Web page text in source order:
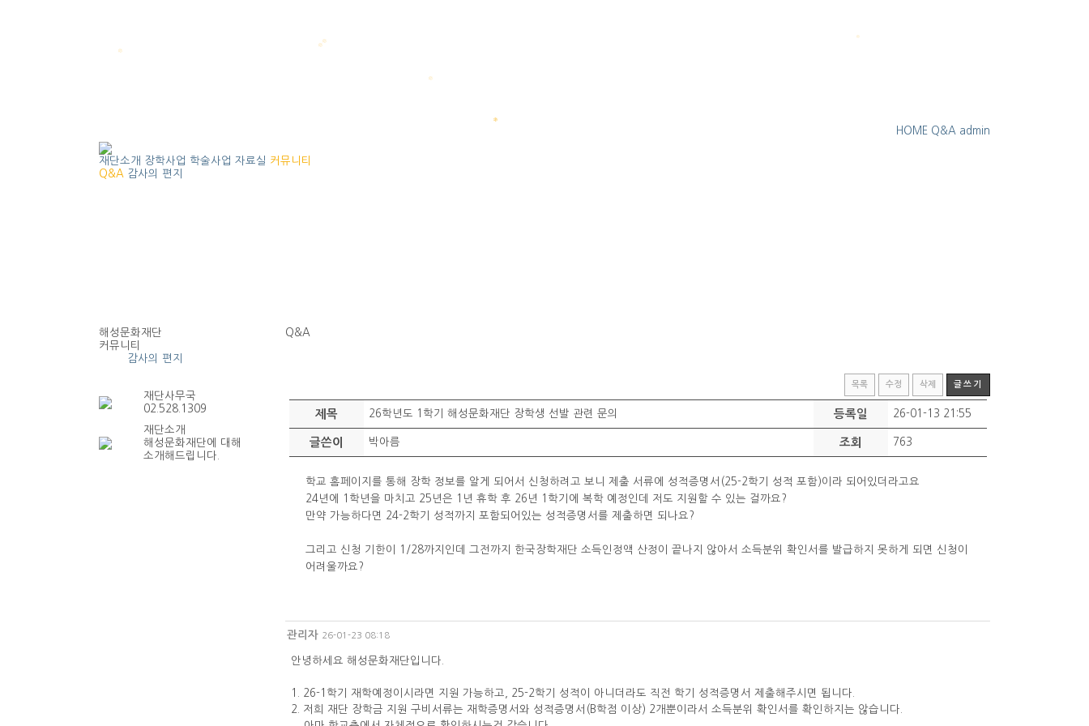
HOME Q&A admin
재단소개 장학사업 학술사업 자료실 커뮤니티
Q&A 감사의 편지
해성문화재단
커뮤니티
감사의 편지
재단사무국
02.528.1309
재단소개
해성문화재단에 대해
소개해드립니다.
Q&A
목록 수정 삭제 글쓰기
제목 26학년도 1학기 해성문화재단 장학생 선발 관련 문의 등록일 26-01-13 21:55
글쓴이 박아름 조회 763
학교 홈페이지를 통해 장학 정보를 알게 되어서 신청하려고 보니 제출 서류에 성적증명서(25-2학기 성적 포함)이라 되어있더라고요
24년에 1학년을 마치고 25년은 1년 휴학 후 26년 1학기에 복학 예정인데 저도 지원할 수 있는 걸까요?
만약 가능하다면 24-2학기 성적까지 포함되어있는 성적증명서를 제출하면 되나요?
그리고 신청 기한이 1/28까지인데 그전까지 한국장학재단 소득인정액 산정이 끝나지 않아서 소득분위 확인서를 발급하지 못하게 되면 신청이
어려울까요?
관리자 26-01-23 08:18
안녕하세요 해성문화재단입니다.
1. 26-1학기 재학예정이시라면 지원 가능하고, 25-2학기 성적이 아니더라도 직전 학기 성적증명서 제출해주시면 됩니다.
2. 저희 재단 장학금 지원 구비서류는 재학증명서와 성적증명서(B학점 이상) 2개뿐이라서 소득분위 확인서를 확인하지는 않습니다.